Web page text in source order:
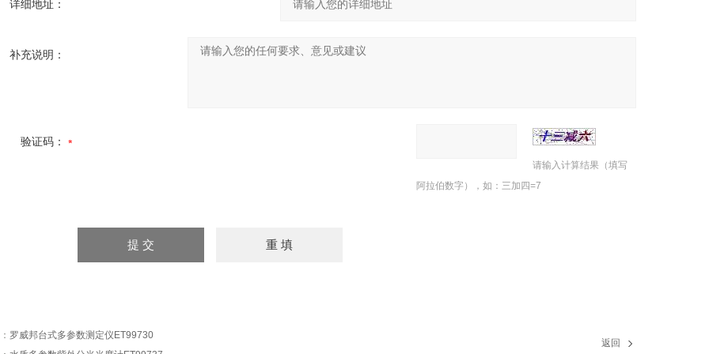
详细地址：
补充说明：
验证码：
请输入计算结果（填写
阿拉伯数字），如：三加四=7
罗威邦台式多参数测定仪ET99730
返回